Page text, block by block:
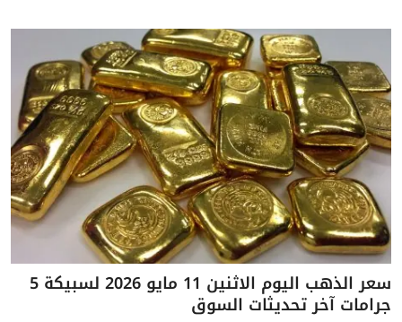
سعر الذهب اليوم الاثنين 11 مايو 2026 لسبيكة 5
جرامات آخر تحديثات السوق